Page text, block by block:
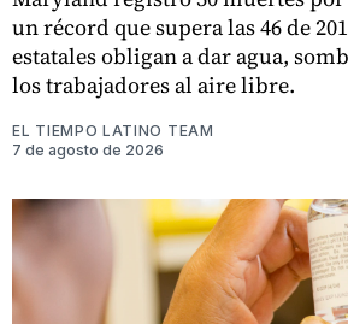
un récord que supera las 46 de
estatales obligan a dar agua,
los trabajadores al aire libre.
EL TIEMPO LATINO TEAM
7 de agosto de 2026